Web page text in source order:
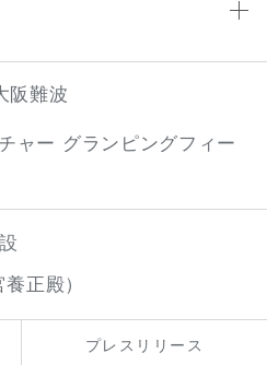
阪難波
ャー グランピングフィー
正殿）
プレスリリース